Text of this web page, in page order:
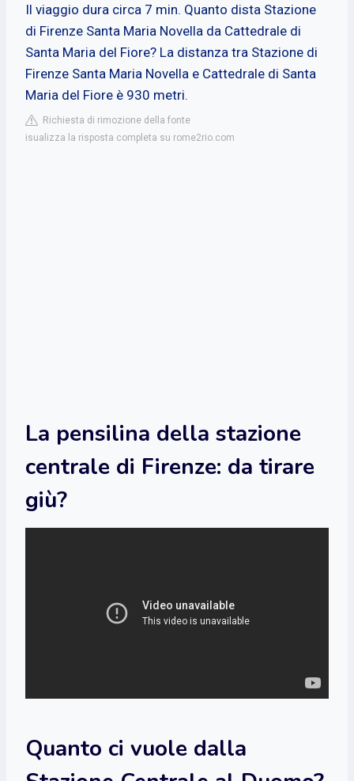
Il viaggio dura circa 7 min. Quanto dista Stazione
di Firenze Santa Maria Novella da Cattedrale di
Santa Maria del Fiore? La distanza tra Stazione di
Firenze Santa Maria Novella e Cattedrale di Santa
Maria del Fiore è 930 metri.
Richiesta di rimozione della fonte
isualizza la risposta completa su rome2rio.com
La pensilina della stazione
centrale di Firenze: da tirare
giù?
Quanto ci vuole dalla